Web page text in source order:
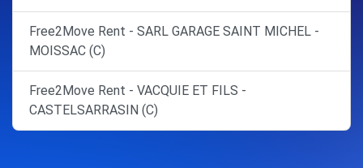
Free2Move Rent - SARL GARAGE SAINT MICHEL -
MOISSAC (C)
Free2Move Rent - VACQUIE ET FILS -
CASTELSARRASIN (C)